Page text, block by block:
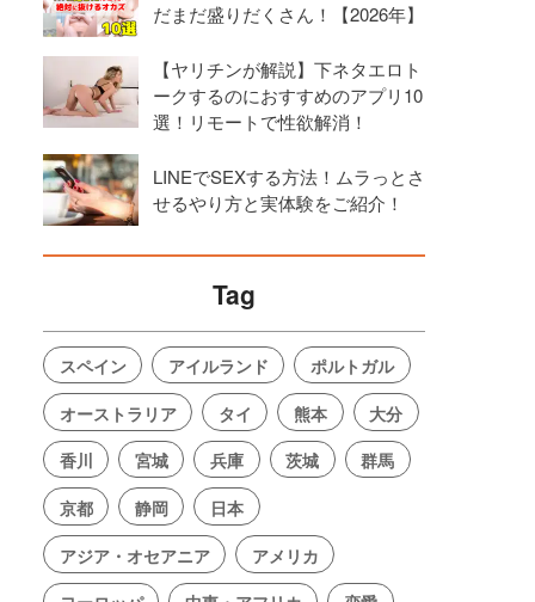
だまだ盛りだくさん！【2026年】
【ヤリチンが解説】下ネタエロト
ークするのにおすすめのアプリ10
選！リモートで性欲解消！
LINEでSEXする方法！ムラっとさ
せるやり方と実体験をご紹介！
Tag
スペイン アイルランド
ポルトガル
オーストラリア
タイ 熊本
大分
香川
宮城 兵庫 茨城
群馬
京都
静岡
日本
アジア・オセアニア
アメリカ